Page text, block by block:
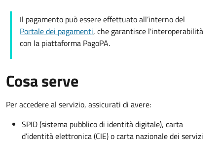
Il pagamento può essere effettuato all’interno del
Portale dei pagamenti, che garantisce l'interoperabilità
con la piattaforma PagoPA.
Cosa serve
Per accedere al servizio, assicurati di avere:
SPID (sistema pubblico di identità digitale), carta
d’identità elettronica (CIE) o carta nazionale dei servizi